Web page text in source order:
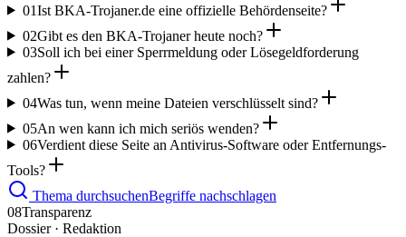
01Ist BKA-Trojaner.de eine offizielle Behördenseite?
02Gibt es den BKA-Trojaner heute noch?
03Soll ich bei einer Sperrmeldung oder Lösegeldforderung
zahlen?
04Was tun, wenn meine Dateien verschlüsselt sind?
05An wen kann ich mich seriös wenden?
06Verdient diese Seite an Antivirus-Software oder Entfernungs-
Tools?
Thema durchsuchenBegriffe nachschlagen
08Transparenz
Dossier · Redaktion